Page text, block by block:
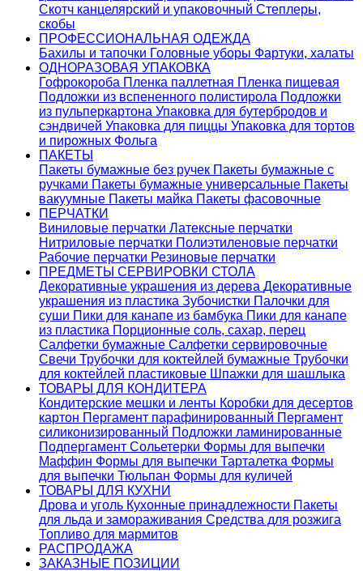
Скотч канцелярский и упаковочный Степлеры,
скобы
ПРОФЕССИОНАЛЬНАЯ ОДЕЖДА
Бахилы и тапочки Головные уборы Фартуки, халаты
ОДНОРАЗОВАЯ УПАКОВКА
Гофрокороба Пленка паллетная Пленка пищевая
Подложки из вспененного полистирола Подложки
из пульперкартона Упаковка для бутербродов и
сэндвичей Упаковка для пиццы Упаковка для тортов
и пирожных Фольга
ПАКЕТЫ
Пакеты бумажные без ручек Пакеты бумажные с
ручками Пакеты бумажные универсальные Пакеты
вакуумные Пакеты майка Пакеты фасовочные
ПЕРЧАТКИ
Виниловые перчатки Латексные перчатки
Нитриловые перчатки Полиэтиленовые перчатки
Рабочие перчатки Резиновые перчатки
ПРЕДМЕТЫ СЕРВИРОВКИ СТОЛА
Декоративные украшения из дерева Декоративные
украшения из пластика Зубочистки Палочки для
суши Пики для канапе из бамбука Пики для канапе
из пластика Порционные соль, сахар, перец
Салфетки бумажные Салфетки сервировочные
Свечи Трубочки для коктейлей бумажные Трубочки
для коктейлей пластиковые Шпажки для шашлыка
ТОВАРЫ ДЛЯ КОНДИТЕРА
Кондитерские мешки и ленты Коробки для десертов
картон Пергамент парафинированный Пергамент
силиконизированный Подложки ламинированные
Подпергамент Сольетерки Формы для выпечки
Маффин Формы для выпечки Тарталетка Формы
для выпечки Тюльпан Формы для куличей
ТОВАРЫ ДЛЯ КУХНИ
Дрова и уголь Кухонные принадлежности Пакеты
для льда и замораживания Средства для розжига
Топливо для мармитов
РАСПРОДАЖА
ЗАКАЗНЫЕ ПОЗИЦИИ